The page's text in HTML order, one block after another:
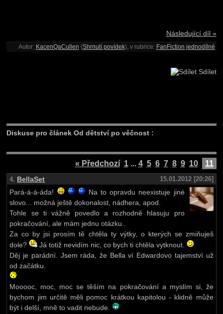
Následující díl »
Autor: KacenQaCullen (Shrnutí povídek), v rubrice: FanFiction jednodílné
Sdílet
Diskuse pro článek Od dětství po věčnost :
« Předchozí 1... 4 5 6 7 8 9 10 11
4. BellaSet
15.01.2012 [20:26]
Pará-á-á-áda!
Na to opravdu neexistuje jiné
slovo... možná ještě dokonalost, nádhera, apod.
Tohle se ti vážně povedlo a rozhodně hlasuju pro
pokračování, ale mám jednu otázku..
Za co by jsi prosím tě chtěla ty výtky, o kterých se zmiňuješ
dole?
Já totiž nevidím nic, co bych ti chtěla vytknout.
Děj je parádní. Jsem ráda, že Bella ví Edwardovo tajemství už
od začátku.
Mooooc, moc, moc se těším na pokračování a myslím si, že
bychom jim určitě měli pomoc krátkou kapitolou - klidně může
být i delší, mně to vadit nebude.